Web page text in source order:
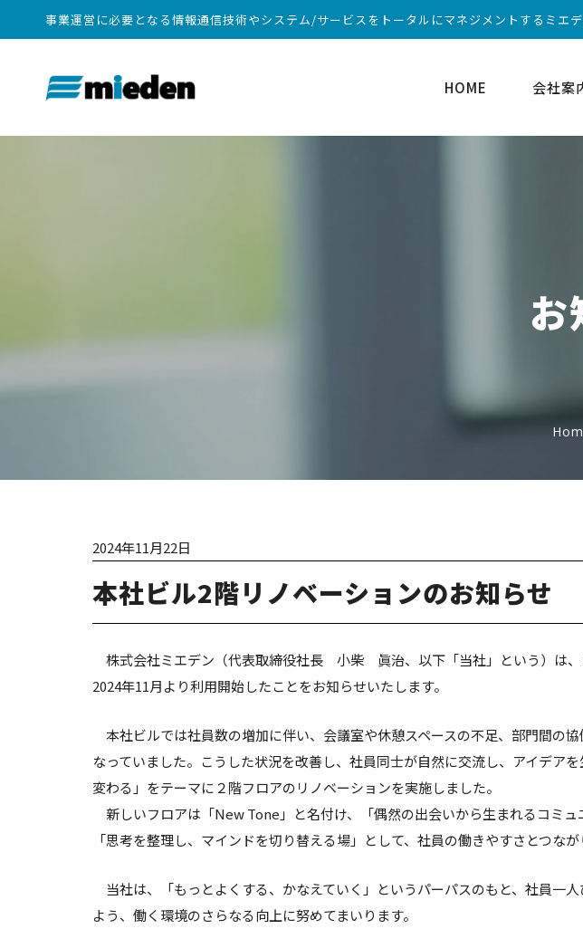
事業運営に必要となる情報通信技術やシステム/サービスをトータルにマネジメントするミエ
HOME 会社案
お
2024年11月22日
本社ビル2階リノベーションのお知らせ
株式会社ミエデン（代表取締役社長 小柴 眞治、以下「当社」という）は、
2024年11月より利用開始したことをお知らせいたします。
本社ビルでは社員数の増加に伴い、会議室や休憩スペースの不足、部門間の
なっていました。こうした状況を改善し、社員同士が自然に交流し、アイデア
変わる」をテーマに２階フロアのリノベーションを実施しました。
新しいフロアは「New Tone」と名付け、「偶然の出会いから生まれるコミュ
「思考を整理し、マインドを切り替える場」として、社員の働きやすさとつな
当社は、「もっとよくする、かなえていく」というパーパスのもと、社員一
よう、働く環境のさらなる向上に努めてまいります。